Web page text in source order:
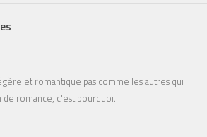
et romantique pas comme les autres qui
de romance, c'est pourquoi…